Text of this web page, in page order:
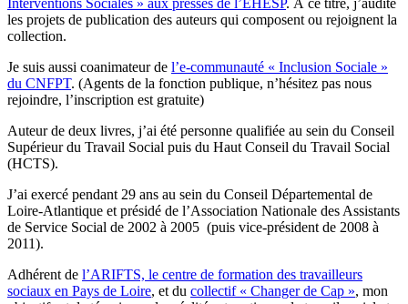
Interventions Sociales » aux presses de l’EHESP. À ce titre, j’audite
les projets de publication des auteurs qui composent ou rejoignent la
collection.
Je suis aussi coanimateur de l’e-communauté « Inclusion Sociale »
du CNFPT. (Agents de la fonction publique, n’hésitez pas nous
rejoindre, l’inscription est gratuite)
Auteur de deux livres, j’ai été personne qualifiée au sein du Conseil
Supérieur du Travail Social puis du Haut Conseil du Travail Social
(HCTS).
J’ai exercé pendant 29 ans au sein du Conseil Départemental de
Loire-Atlantique et présidé de l’Association Nationale des Assistants
de Service Social de 2002 à 2005 (puis vice-président de 2008 à
2011).
Adhérent de l’ARIFTS, le centre de formation des travailleurs
sociaux en Pays de Loire, et du collectif « Changer de Cap », mon